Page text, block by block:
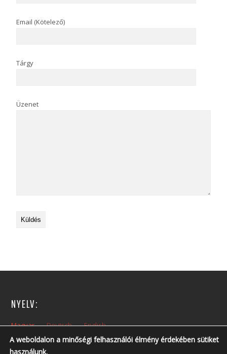
Email (Kötelező)
Tárgy
Üzenet
NYELV:
Magyar Deutsch English
A weboldalon a minőségi felhasználói élmény érdekében sütiket
használunk.